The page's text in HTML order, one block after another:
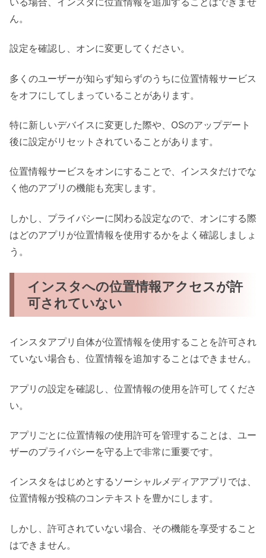
ん。
設定を確認し、オンに変更してください。
多くのユーザーが知らず知らずのうちに位置情報サービス
をオフにしてしまっていることがあります。
特に新しいデバイスに変更した際や、OSのアップデート
後に設定がリセットされていることがあります。
位置情報サービスをオンにすることで、インスタだけでな
く他のアプリの機能も充実します。
しかし、プライバシーに関わる設定なので、オンにする際
はどのアプリが位置情報を使用するかをよく確認しましょ
う。
インスタへの位置情報アクセスが許
可されていない
インスタアプリ自体が位置情報を使用することを許可され
ていない場合も、位置情報を追加することはできません。
アプリの設定を確認し、位置情報の使用を許可してくださ
い。
アプリごとに位置情報の使用許可を管理することは、ユー
ザーのプライバシーを守る上で非常に重要です。
インスタをはじめとするソーシャルメディアアプリでは、
位置情報が投稿のコンテキストを豊かにします。
しかし、許可されていない場合、その機能を享受すること
はできません。